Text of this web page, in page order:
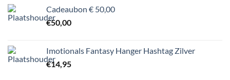
Cadeaubon € 50,00
€50,00
Imotionals Fantasy Hanger Hashtag Zilver
€14,95